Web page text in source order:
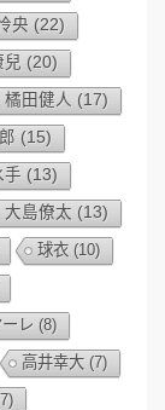
央 (22)
兒 (20)
橘田健人 (17)
(15)
手 (13)
大島僚太 (13)
球衣 (10)
レ (8)
高井幸大 (7)